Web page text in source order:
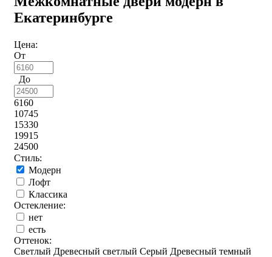
Екатеринбурге
Цена:
От
До
6160
10745
15330
19915
24500
Стиль:
Модерн
Лофт
Классика
Остекление:
нет
есть
Оттенок:
Светлый Древесный светлый Серый Древесный темный